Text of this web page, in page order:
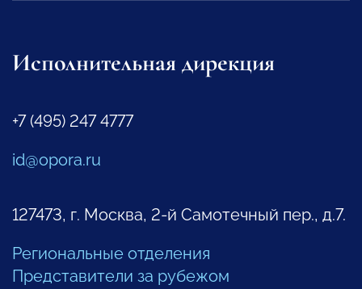
Исполнительная дирекция
+7 (495) 247 4777
id@opora.ru
127473, г. Москва, 2-й Самотечный пер., д.7.
Региональные отделения
Представители за рубежом